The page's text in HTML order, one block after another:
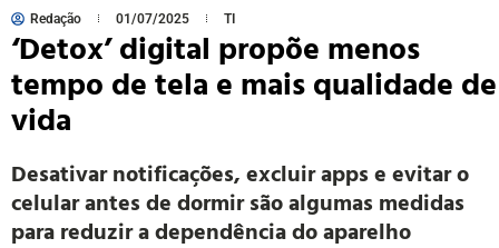
Redação 01/07/2025 TI
‘Detox’ digital propõe menos
tempo de tela e mais qualidade de
vida
Desativar notificações, excluir apps e evitar o
celular antes de dormir são algumas medidas
para reduzir a dependência do aparelho